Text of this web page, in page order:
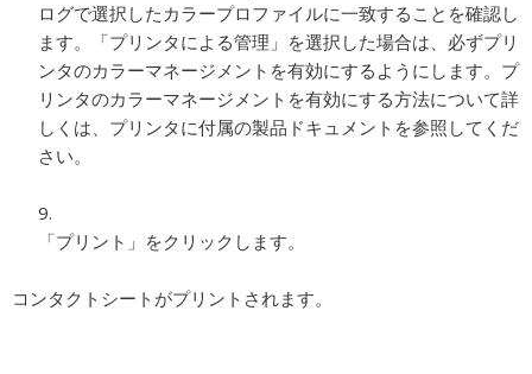
ログで選択したカラープロファイルに一致することを確認し
ます。「プリンタによる管理」を選択した場合は、必ずプリ
ンタのカラーマネージメントを有効にするようにします。プ
リンタのカラーマネージメントを有効にする方法について詳
しくは、プリンタに付属の製品ドキュメントを参照してくだ
さい。
「プリント」をクリックします。
コンタクトシートがプリントされます。